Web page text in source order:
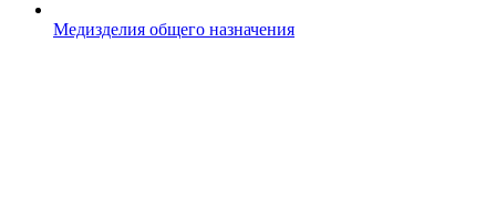
Медизделия общего назначения